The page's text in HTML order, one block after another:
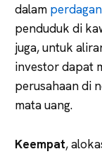
dalam
penduduk di
juga, untuk
investor dapat
perusahaan di
mata uang.
Keempat,